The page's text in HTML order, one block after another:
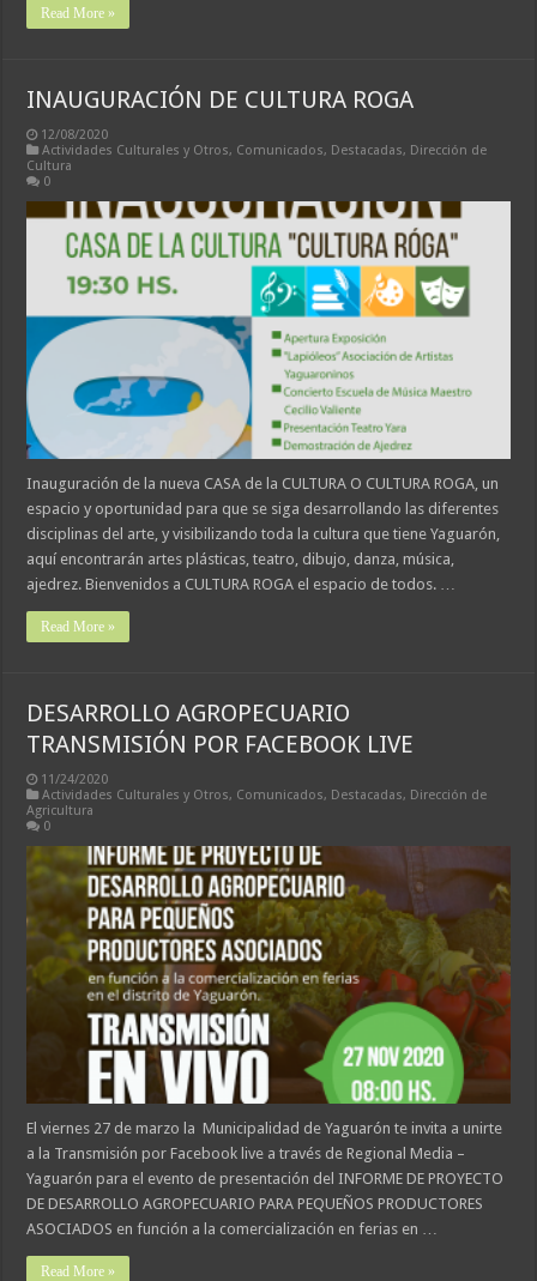
Read More »
INAUGURACIÓN DE CULTURA ROGA
12/08/2020
Actividades Culturales y Otros, Comunicados, Destacadas, Dirección de
Cultura
0
Inauguración de la nueva CASA de la CULTURA O CULTURA ROGA, un
espacio y oportunidad para que se siga desarrollando las diferentes
disciplinas del arte, y visibilizando toda la cultura que tiene Yaguarón,
aquí encontrarán artes plásticas, teatro, dibujo, danza, música,
ajedrez. Bienvenidos a CULTURA ROGA el espacio de todos. …
Read More »
DESARROLLO AGROPECUARIO
TRANSMISIÓN POR FACEBOOK LIVE
11/24/2020
Actividades Culturales y Otros, Comunicados, Destacadas, Dirección de
Agricultura
0
El viernes 27 de marzo la Municipalidad de Yaguarón te invita a unirte
a la Transmisión por Facebook live a través de Regional Media –
Yaguarón para el evento de presentación del INFORME DE PROYECTO
DE DESARROLLO AGROPECUARIO PARA PEQUEÑOS PRODUCTORES
ASOCIADOS en función a la comercialización en ferias en …
Read More »